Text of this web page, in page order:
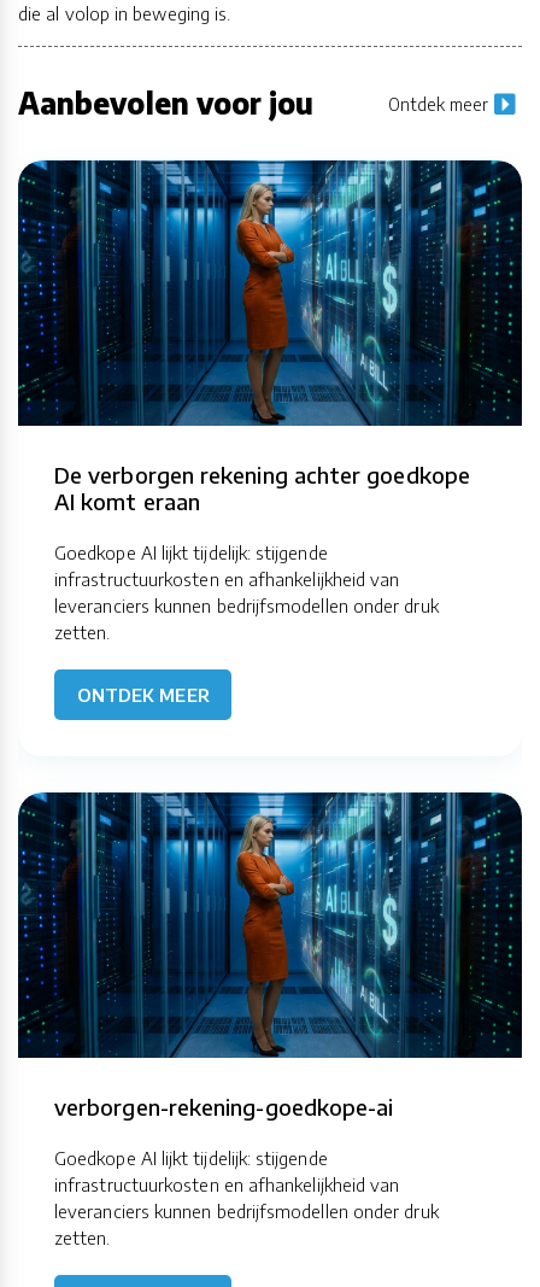
die al volop in beweging is.
Aanbevolen voor jou Ontdek meer
De verborgen rekening achter goedkope
AI komt eraan
Goedkope AI lijkt tijdelijk: stijgende
infrastructuurkosten en afhankelijkheid van
leveranciers kunnen bedrijfsmodellen onder druk
zetten.
ONTDEK MEER
verborgen-rekening-goedkope-ai
Goedkope AI lijkt tijdelijk: stijgende
infrastructuurkosten en afhankelijkheid van
leveranciers kunnen bedrijfsmodellen onder druk
zetten.